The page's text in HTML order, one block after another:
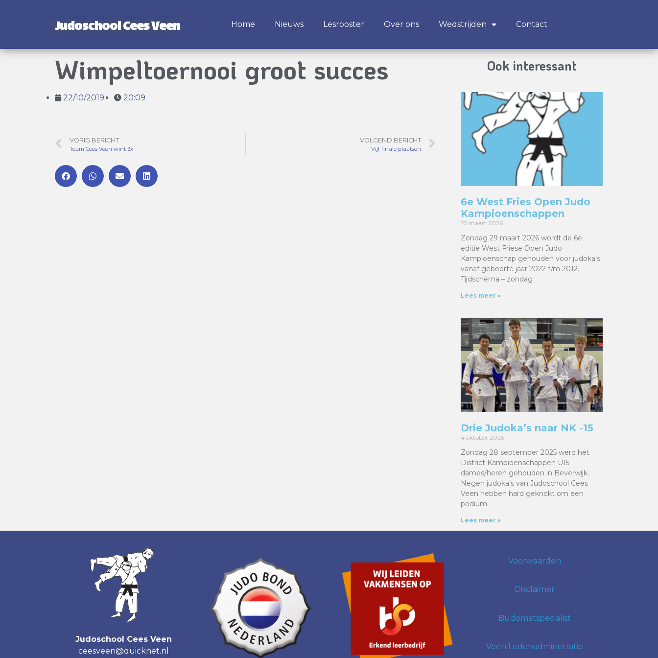
Judoschool Cees Veen Home Nieuws Lesrooster Over ons Wedstrijden Contact
Wimpeltoernooi groot succes
22/10/2019 20:09
VORIG BERICHT
Team Cees Veen wint 3x
VOLGEND BERICHT
Vijf finale plaatsen
Ook interessant
6e West Fries Open Judo
Kampioenschappen
25 maart 2026
Zondag 29 maart 2026 wordt de 6e
editie West Friese Open Judo
Kampioenschap gehouden voor judoka’s
vanaf geboorte jaar 2022 t/m 2012.
Tijdschema – zondag
Lees meer »
Drie Judoka’s naar NK -15
4 oktober 2025
Zondag 28 september 2025 werd het
District Kampioenschappen U15
dames/heren gehouden in Beverwijk.
Negen judoka’s van Judoschool Cees
Veen hebben hard geknokt om een
podium
Lees meer »
Judoschool Cees Veen
ceesveen@quicknet.nl
Voorwaarden
Disclaimer
Budomatspecialist
Veen Ledenadministratie